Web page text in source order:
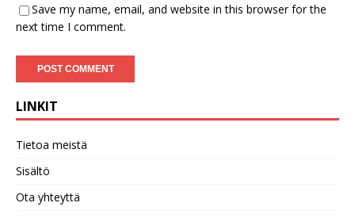
Save my name, email, and website in this browser for the
next time I comment.
LINKIT
Tietoa meistä
Sisältö
Ota yhteyttä